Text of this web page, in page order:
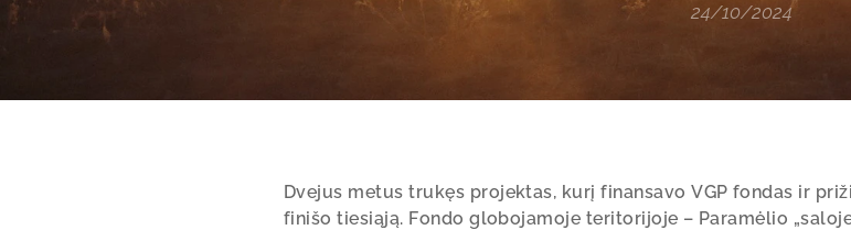
24/10/2024
Dvejus metus trukęs projektas, kurį finansavo VGP fondas ir
finišo tiesiąją. Fondo globojamoje teritorijoje – Paramėlio